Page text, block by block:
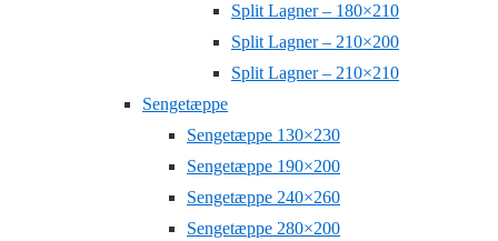
Split Lagner – 180×210
Split Lagner – 210×200
Split Lagner – 210×210
Sengetæppe
Sengetæppe 130×230
Sengetæppe 190×200
Sengetæppe 240×260
Sengetæppe 280×200